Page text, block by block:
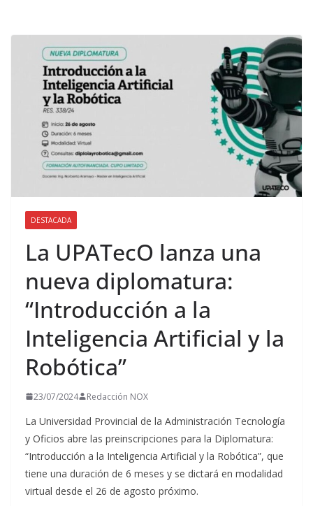
DESTACADA
La UPATecO lanza una
nueva diplomatura:
“Introducción a la
Inteligencia Artificial y la
Robótica”
23/07/2024 Redacción NOX
La Universidad Provincial de la Administración Tecnología
y Oficios abre las preinscripciones para la Diplomatura:
“Introducción a la Inteligencia Artificial y la Robótica”, que
tiene una duración de 6 meses y se dictará en modalidad
virtual desde el 26 de agosto próximo.